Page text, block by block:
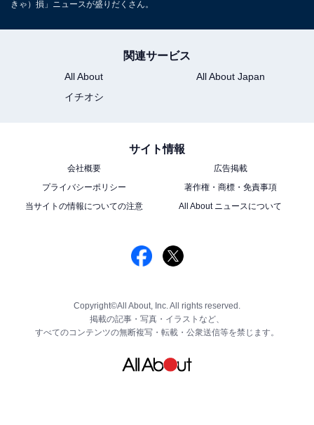
きゃ）損」ニュースが盛りだくさん。
関連サービス
All About
All About Japan
イチオシ
サイト情報
会社概要
広告掲載
プライバシーポリシー
著作権・商標・免責事項
当サイトの情報についての注意
All About ニュースについて
Copyright©All About, Inc. All rights reserved.
掲載の記事・写真・イラストなど、
すべてのコンテンツの無断複写・転載・公衆送信等を禁じます。